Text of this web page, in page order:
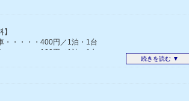
】
・・・・・400円／1泊・1台
ク・・・・・100円／1泊・1台
続きを読む ▼